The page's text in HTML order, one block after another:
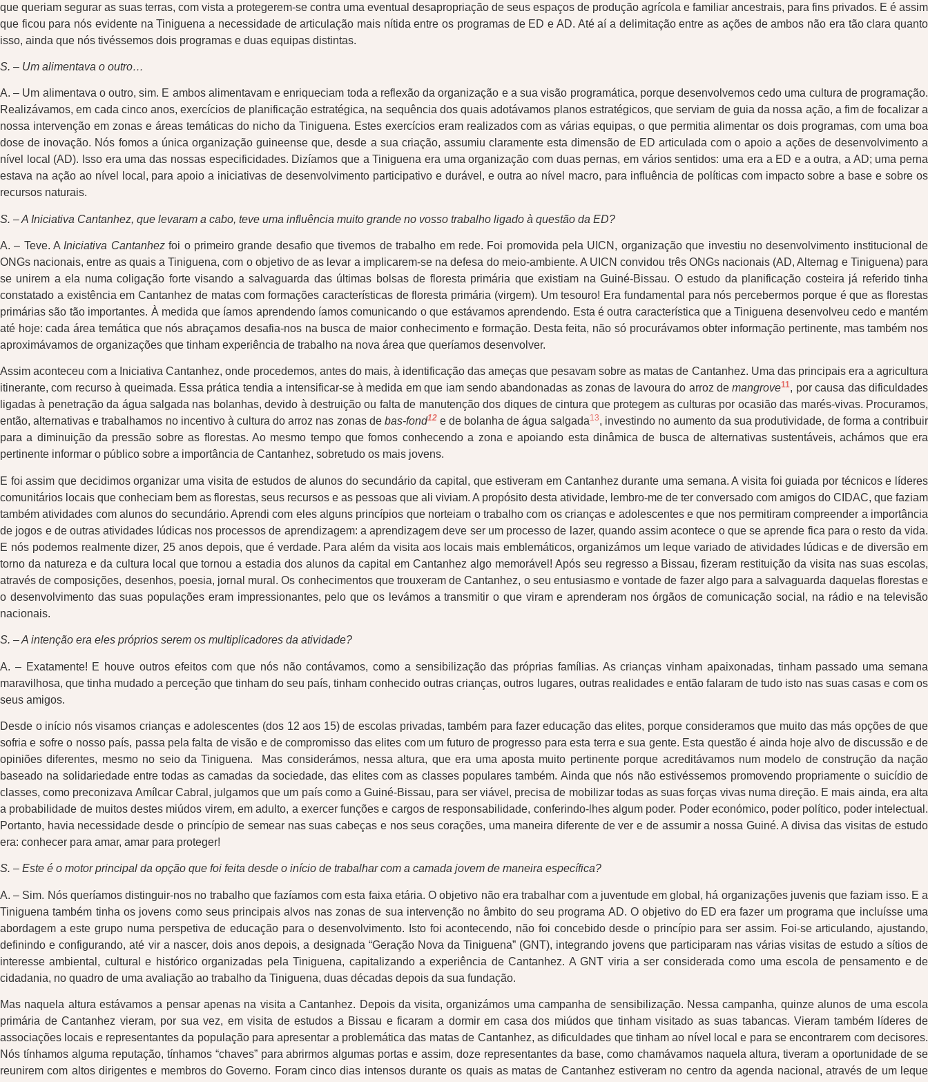
que queriam segurar as suas terras, com vista a protegerem-se contra uma eventual desapropriação de seus espaços de produção agrícola e familiar ancestrais, para fins privados. E é assim
que ficou para nós evidente na Tiniguena a necessidade de articulação mais nítida entre os programas de ED e AD. Até aí a delimitação entre as ações de ambos não era tão clara quanto
isso, ainda que nós tivéssemos dois programas e duas equipas distintas.
S. – Um alimentava o outro…
A. – Um alimentava o outro, sim. E ambos alimentavam e enriqueciam toda a reflexão da organização e a sua visão programática, porque desenvolvemos cedo uma cultura de programação.
Realizávamos, em cada cinco anos, exercícios de planificação estratégica, na sequência dos quais adotávamos planos estratégicos, que serviam de guia da nossa ação, a fim de focalizar a
nossa intervenção em zonas e áreas temáticas do nicho da Tiniguena. Estes exercícios eram realizados com as várias equipas, o que permitia alimentar os dois programas, com uma boa
dose de inovação. Nós fomos a única organização guineense que, desde a sua criação, assumiu claramente esta dimensão de ED articulada com o apoio a ações de desenvolvimento a
nível local (AD). Isso era uma das nossas especificidades. Dizíamos que a Tiniguena era uma organização com duas pernas, em vários sentidos: uma era a ED e a outra, a AD; uma perna
estava na ação ao nível local, para apoio a iniciativas de desenvolvimento participativo e durável, e outra ao nível macro, para influência de políticas com impacto sobre a base e sobre os
recursos naturais.
S. – A Iniciativa Cantanhez, que levaram a cabo, teve uma influência muito grande no vosso trabalho ligado à questão da ED?
A. – Teve. A Iniciativa Cantanhezfoi o primeiro grande desafio que tivemos de trabalho em rede. Foi promovida pela UICN, organização que investiu no desenvolvimento institucional de
ONGs nacionais, entre as quais a Tiniguena, com o objetivo de as levar a implicarem-se na defesa do meio-ambiente. A UICN convidou três ONGs nacionais (AD, Alternag e Tiniguena) para
se unirem a ela numa coligação forte visando a salvaguarda das últimas bolsas de floresta primária que existiam na Guiné-Bissau. O estudo da planificação costeira já referido tinha
constatado a existência em Cantanhez de matas com formações características de floresta primária (virgem). Um tesouro! Era fundamental para nós percebermos porque é que as florestas
primárias são tão importantes. À medida que íamos aprendendo íamos comunicando o que estávamos aprendendo. Esta é outra característica que a Tiniguena desenvolveu cedo e mantém
até hoje: cada área temática que nós abraçamos desafia-nos na busca de maior conhecimento e formação. Desta feita, não só procurávamos obter informação pertinente, mas também nos
aproximávamos de organizações que tinham experiência de trabalho na nova área que queríamos desenvolver.
Assim aconteceu com a Iniciativa Cantanhez, onde procedemos, antes do mais, à identificação das ameças que pesavam sobre as matas de Cantanhez. Uma das principais era a agricultura
itinerante, com recurso à queimada. Essa prática tendia a intensificar-se à medida em que iam sendo abandonadas as zonas de lavoura do arroz demangrove11, por causa das dificuldades
ligadas à penetração da água salgada nas bolanhas, devido à destruição ou falta de manutenção dos diques de cintura que protegem as culturas por ocasião das marés-vivas. Procuramos,
então, alternativas e trabalhamos no incentivo à cultura do arroz nas zonas de bas-fond12 e de bolanha de água salgada13, investindo no aumento da sua produtividade, de forma a contribuir
para a diminuição da pressão sobre as florestas. Ao mesmo tempo que fomos conhecendo a zona e apoiando esta dinâmica de busca de alternativas sustentáveis, achámos que era
pertinente informar o público sobre a importância de Cantanhez, sobretudo os mais jovens.
E foi assim que decidimos organizar uma visita de estudos de alunos do secundário da capital, que estiveram em Cantanhez durante uma semana. A visita foi guiada por técnicos e líderes
comunitários locais que conheciam bem as florestas, seus recursos e as pessoas que ali viviam. A propósito desta atividade, lembro-me de ter conversado com amigos do CIDAC, que faziam
também atividades com alunos do secundário. Aprendi com eles alguns princípios que norteiam o trabalho com os crianças e adolescentes e que nos permitiram compreender a importância
de jogos e de outras atividades lúdicas nos processos de aprendizagem: a aprendizagem deve ser um processo de lazer, quando assim acontece o que se aprende fica para o resto da vida.
E nós podemos realmente dizer, 25 anos depois, que é verdade. Para além da visita aos locais mais emblemáticos, organizámos um leque variado de atividades lúdicas e de diversão em
torno da natureza e da cultura local que tornou a estadia dos alunos da capital em Cantanhez algo memorável! Após seu regresso a Bissau, fizeram restituição da visita nas suas escolas,
através de composições, desenhos, poesia, jornal mural. Os conhecimentos que trouxeram de Cantanhez, o seu entusiasmo e vontade de fazer algo para a salvaguarda daquelas florestas e
o desenvolvimento das suas populações eram impressionantes, pelo que os levámos a transmitir o que viram e aprenderam nos órgãos de comunicação social, na rádio e na televisão
nacionais.
S. – A intenção era eles próprios serem os multiplicadores da atividade?
A. – Exatamente! E houve outros efeitos com que nós não contávamos, como a sensibilização das próprias famílias. As crianças vinham apaixonadas, tinham passado uma semana
maravilhosa, que tinha mudado a perceção que tinham do seu país, tinham conhecido outras crianças, outros lugares, outras realidades e então falaram de tudo isto nas suas casas e com os
seus amigos.
Desde o início nós visamos crianças e adolescentes (dos 12 aos 15) de escolas privadas, também para fazer educação das elites, porque consideramos que muito das más opções de que
sofria e sofre o nosso país, passa pela falta de visão e de compromisso das elites com um futuro de progresso para esta terra e sua gente. Esta questão é ainda hoje alvo de discussão e de
opiniões diferentes, mesmo no seio da Tiniguena. Mas considerámos, nessa altura, que era uma aposta muito pertinente porque acreditávamos num modelo de construção da nação
baseado na solidariedade entre todas as camadas da sociedade, das elites com as classes populares também. Ainda que nós não estivéssemos promovendo propriamente o suicídio de
classes, como preconizava Amílcar Cabral, julgamos que um país como a Guiné-Bissau, para ser viável, precisa de mobilizar todas as suas forças vivas numa direção. E mais ainda, era alta
a probabilidade de muitos destes miúdos virem, em adulto, a exercer funções e cargos de responsabilidade, conferindo-lhes algum poder. Poder económico, poder político, poder intelectual.
Portanto, havia necessidade desde o princípio de semear nas suas cabeças e nos seus corações, uma maneira diferente de ver e de assumir a nossa Guiné. A divisa das visitas de estudo
era: conhecer para amar, amar para proteger!
S. – Este é o motor principal da opção que foi feita desde o início de trabalhar com a camada jovem de maneira específica?
A. – Sim. Nós queríamos distinguir-nos no trabalho que fazíamos com esta faixa etária. O objetivo não era trabalhar com a juventude em global, há organizações juvenis que faziam isso. E a
Tiniguena também tinha os jovens como seus principais alvos nas zonas de sua intervenção no âmbito do seu programa AD. O objetivo do ED era fazer um programa que incluísse uma
abordagem a este grupo numa perspetiva de educação para o desenvolvimento. Isto foi acontecendo, não foi concebido desde o princípio para ser assim. Foi-se articulando, ajustando,
definindo e configurando, até vir a nascer, dois anos depois, a designada “Geração Nova da Tiniguena” (GNT), integrando jovens que participaram nas várias visitas de estudo a sítios de
interesse ambiental, cultural e histórico organizadas pela Tiniguena, capitalizando a experiência de Cantanhez. A GNT viria a ser considerada como uma escola de pensamento e de
cidadania, no quadro de uma avaliação ao trabalho da Tiniguena, duas décadas depois da sua fundação.
Mas naquela altura estávamos a pensar apenas na visita a Cantanhez. Depois da visita, organizámos uma campanha de sensibilização. Nessa campanha, quinze alunos de uma escola
primária de Cantanhez vieram, por sua vez, em visita de estudos a Bissau e ficaram a dormir em casa dos miúdos que tinham visitado as suas tabancas. Vieram também líderes de
associações locais e representantes da população para apresentar a problemática das matas de Cantanhez, as dificuldades que tinham ao nível local e para se encontrarem com decisores.
Nós tínhamos alguma reputação, tínhamos “chaves” para abrirmos algumas portas e assim, doze representantes da base, como chamávamos naquela altura, tiveram a oportunidade de se
reunirem com altos dirigentes e membros do Governo. Foram cinco dias intensos durante os quais as matas de Cantanhez estiveram no centro da agenda nacional, através de um leque